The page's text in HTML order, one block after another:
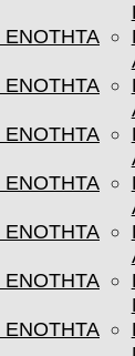
ΕΝΟΤΗΤΑ
ΕΝΟΤΗΤΑ
ΕΝΟΤΗΤΑ
ΕΝΟΤΗΤΑ
ΕΝΟΤΗΤΑ
ΕΝΟΤΗΤΑ
ΕΝΟΤΗΤΑ